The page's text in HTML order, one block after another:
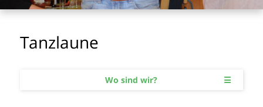
Tanzlaune
Wo sind wir? ☰